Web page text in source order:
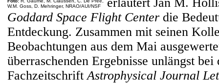
W.M. Goss, D. Mehringer, NRAO/AUI/NSF
Goddard Space Flight Center die
Entdeckung. Zusammen mit seinen
Beobachtungen aus dem Mai
überraschenden Ergebnisse unlängst bei
FachzeitschriftAstrophysical Journal